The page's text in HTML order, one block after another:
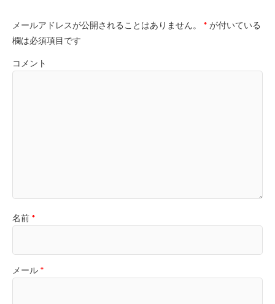
メールアドレスが公開されることはありません。 * が付いている
欄は必須項目です
コメント
名前 *
メール *